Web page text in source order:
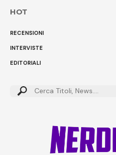
HOT
RECENSIONI
INTERVISTE
EDITORIALI